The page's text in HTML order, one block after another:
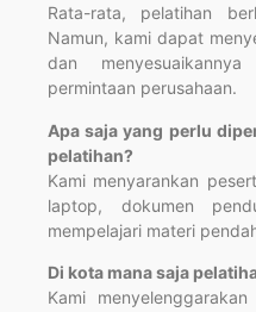
Rata-rata, pelatihan
Namun, kami dapat
dan
permintaan perusahaan.
Apa saja yang perlu
pelatihan?
Kami menyarankan
laptop, dokumen
mempelajari materi
Di kota mana saja
Kami